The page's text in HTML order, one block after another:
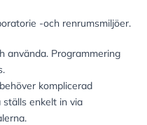
-och renrumsmiljöer.
använda. Programmering
komplicerad
enkelt in via